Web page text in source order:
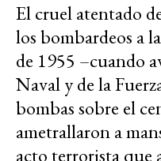
El cruel atentado
los bombardeos a
de 1955 –cuando
Naval y de la
bombas sobre el
ametrallaron a
acto terrorista que